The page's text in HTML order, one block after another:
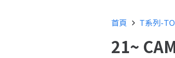
首頁 T系列-
21~